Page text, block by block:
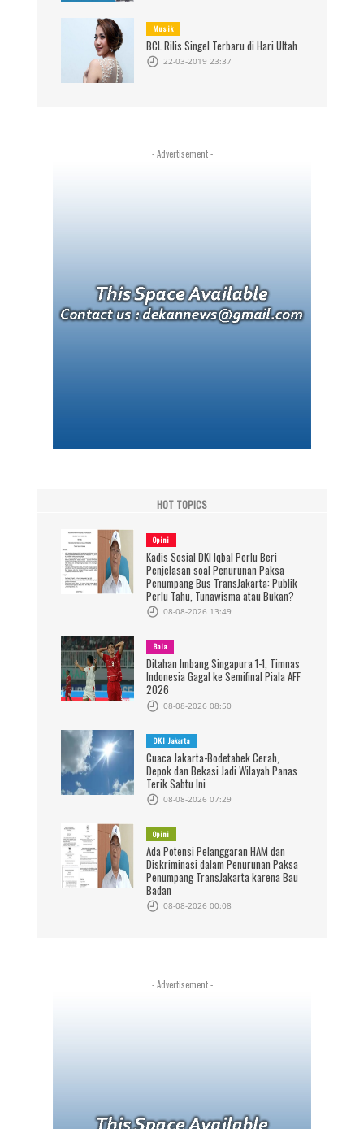
Musik
BCL Rilis Singel Terbaru di Hari Ultah
22-03-2019 23:37
- Advertisement -
HOT TOPICS
Opini
Kadis Sosial DKI Iqbal Perlu Beri
Penjelasan soal Penurunan Paksa
Penumpang Bus TransJakarta: Publik
Perlu Tahu, Tunawisma atau Bukan?
08-08-2026 13:49
Bola
Ditahan Imbang Singapura 1-1, Timnas
Indonesia Gagal ke Semifinal Piala AFF
2026
08-08-2026 08:50
DKI Jakarta
Cuaca Jakarta-Bodetabek Cerah,
Depok dan Bekasi Jadi Wilayah Panas
Terik Sabtu Ini
08-08-2026 07:29
Opini
Ada Potensi Pelanggaran HAM dan
Diskriminasi dalam Penurunan Paksa
Penumpang TransJakarta karena Bau
Badan
08-08-2026 00:08
- Advertisement -